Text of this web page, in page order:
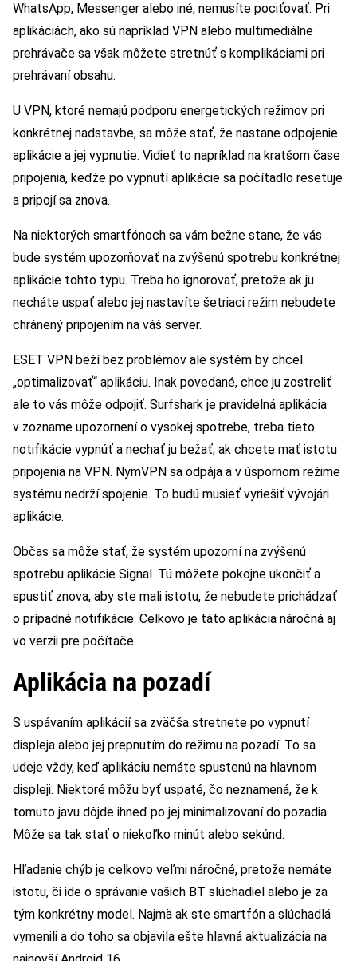
WhatsApp, Messenger alebo iné, nemusíte pociťovať. Pri
aplikáciách, ako sú napríklad VPN alebo multimediálne
prehrávače sa však môžete stretnúť s komplikáciami pri
prehrávaní obsahu.
U VPN, ktoré nemajú podporu energetických režimov pri
konkrétnej nadstavbe, sa môže stať, že nastane odpojenie
aplikácie a jej vypnutie. Vidieť to napríklad na kratšom čase
pripojenia, keďže po vypnutí aplikácie sa počítadlo resetuje
a pripojí sa znova.
Na niektorých smartfónoch sa vám bežne stane, že vás
bude systém upozorňovať na zvýšenú spotrebu konkrétnej
aplikácie tohto typu. Treba ho ignorovať, pretože ak ju
necháte uspať alebo jej nastavíte šetriaci režim nebudete
chránený pripojením na váš server.
ESET VPN beží bez problémov ale systém by chcel
„optimalizovať“ aplikáciu. Inak povedané, chce ju zostreliť
ale to vás môže odpojiť. Surfshark je pravidelná aplikácia
v zozname upozornení o vysokej spotrebe, treba tieto
notifikácie vypnúť a nechať ju bežať, ak chcete mať istotu
pripojenia na VPN. NymVPN sa odpája a v úspornom režime
systému nedrží spojenie. To budú musieť vyriešiť vývojári
aplikácie.
Občas sa môže stať, že systém upozorní na zvýšenú
spotrebu aplikácie Signal. Tú môžete pokojne ukončiť a
spustiť znova, aby ste mali istotu, že nebudete prichádzať
o prípadné notifikácie. Celkovo je táto aplikácia náročná aj
vo verzii pre počítače.
Aplikácia na pozadí
S uspávaním aplikácií sa zväčša stretnete po vypnutí
displeja alebo jej prepnutím do režimu na pozadí. To sa
udeje vždy, keď aplikáciu nemáte spustenú na hlavnom
displeji. Niektoré môžu byť uspaté, čo neznamená, že k
tomuto javu dôjde ihneď po jej minimalizovaní do pozadia.
Môže sa tak stať o niekoľko minút alebo sekúnd.
Hľadanie chýb je celkovo veľmi náročné, pretože nemáte
istotu, či ide o správanie vašich BT slúchadiel alebo je za
tým konkrétny model. Najmä ak ste smartfón a slúchadlá
vymenili a do toho sa objavila ešte hlavná aktualizácia na